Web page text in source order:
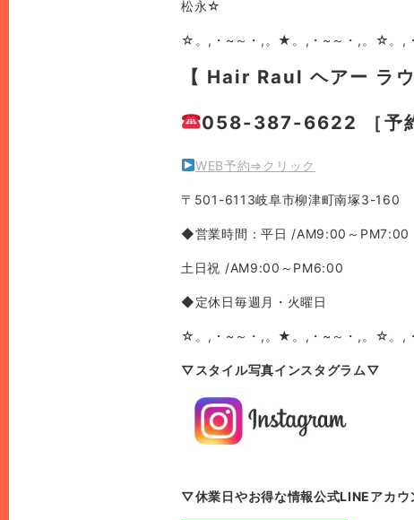
松永☆
☆。,・~～・,。★。,・~～・,。☆。,
【 Hair Raul ヘアー ラウ
058-387-6622 ［予約
WEB予約⇒クリック
〒501-6113岐阜市柳津町南塚3-160
◆営業時間：平日 /AM9:00～PM7:00
土日祝 /AM9:00～PM6:00
◆定休日毎週月・火曜日
☆。,・~～・,。★。,・~～・,。☆。,
▽スタイル写真インスタグラム▽
▽休業日やお得な情報公式LINEアカ